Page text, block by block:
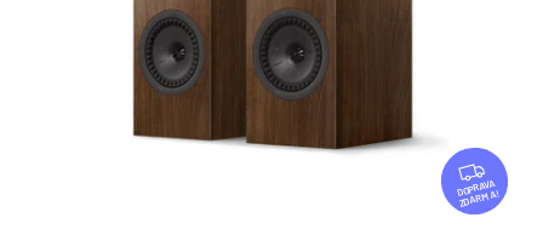
Z
D
A
ZDARMA